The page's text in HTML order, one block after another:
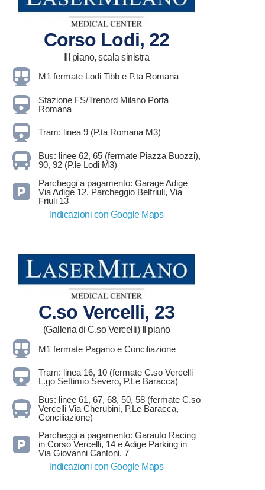
Corso Lodi, 22
III piano, scala sinistra
M1 fermate Lodi Tibb e P.ta Romana
Stazione FS/Trenord Milano Porta
Romana
Tram: linea 9 (P.ta Romana M3)
Bus: linee 62, 65 (fermate Piazza Buozzi),
90, 92 (P.le Lodi M3)
Parcheggi a pagamento: Garage Adige
Via Adige 12, Parcheggio Belfriuli, Via
Friuli 13
Indicazioni con Google Maps
C.so Vercelli, 23
(Galleria di C.so Vercelli) II piano
M1 fermate Pagano e Conciliazione
Tram: linea 16, 10 (fermate C.so Vercelli
L.go Settimio Severo, P.Le Baracca)
Bus: linee 61, 67, 68, 50, 58 (fermate C.so
Vercelli Via Cherubini, P.Le Baracca,
Conciliazione)
Parcheggi a pagamento: Garauto Racing
in Corso Vercelli, 14 e Adige Parking in
Via Giovanni Cantoni, 7
Indicazioni con Google Maps